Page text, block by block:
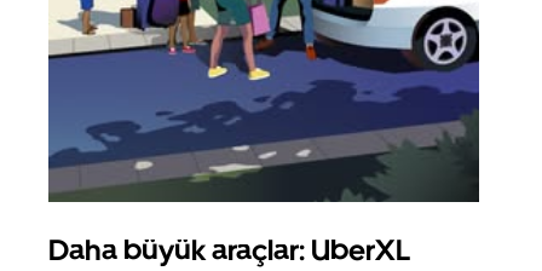
Daha büyük araçlar: UberXL